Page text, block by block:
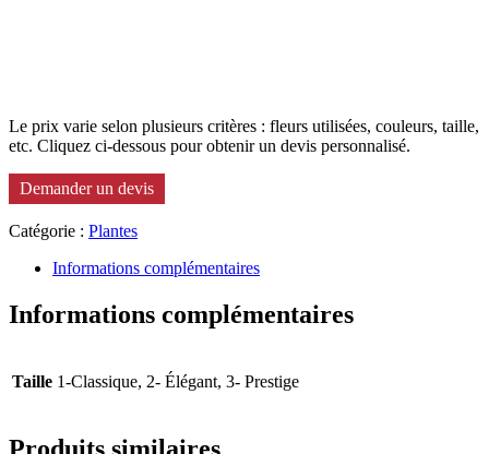
Le prix varie selon plusieurs critères : fleurs utilisées, couleurs, taille,
etc. Cliquez ci-dessous pour obtenir un devis personnalisé.
Demander un devis
Catégorie : Plantes
Informations complémentaires
Informations complémentaires
Taille 1-Classique, 2- Élégant, 3- Prestige
Produits similaires